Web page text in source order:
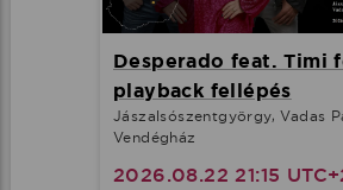
Desperado feat. Timi
playback fellépés
Jászalsószentgyörgy, Vadas
Vendégház
2026.08.22 21:15